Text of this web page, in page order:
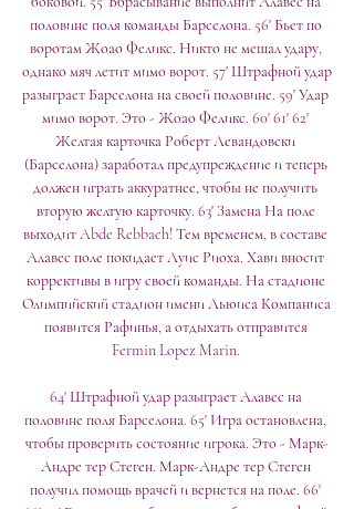
половине поля команды Барселона. 56' Бьет по
воротам Жоао Феликс. Никто не мешал удару,
однако мяч летит мимо ворот. 57' Штрафной удар
разыграет Барселона на своей половине. 59' Удар
мимо ворот. Это - Жоао Феликс. 60' 61' 62'
Желтая карточка Роберт Левандовски
(Барселона) заработал предупреждение и теперь
должен играть аккуратнее, чтобы не получить
вторую желтую карточку. 63' Замена На поле
выходит Abde Rebbach! Тем временем, в составе
Алавес поле покидает Луис Риоха. Хави вносит
коррективы в игру своей команды. На стадионе
Олимпийский стадион имени Льюиса Компаниса
появится Рафинья, а отдыхать отправится
Fermin Lopez Marin.
64' Штрафной удар разыграет Алавес на
половине поля Барселона. 65' Игра остановлена,
чтобы проверить состояние игрока. Это - Марк-
Андре тер Стеген. Марк-Андре тер Стеген
получил помощь врачей и вернется на поле. 66'